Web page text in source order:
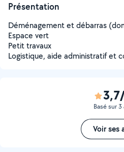
Présentation
Déménagement et débarras
Espace vert
Petit travaux
Logistique, aide administratif et
Basé sur 3
Voir ses